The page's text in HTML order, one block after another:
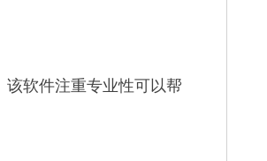
软件注重专业性可以帮